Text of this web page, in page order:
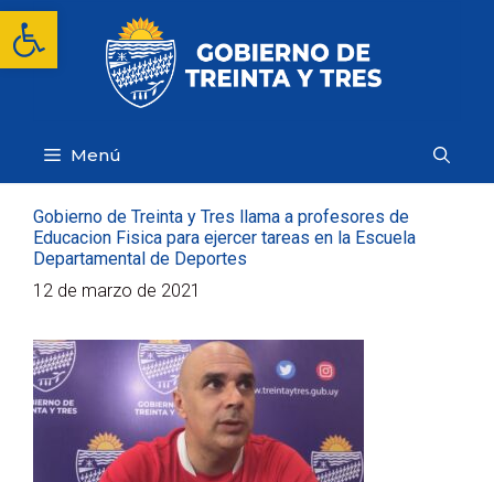
Abrir barra de herramientas
Saltar
contenido
Menú
Gobierno de Treinta y Tres llama a profesores de
Educacion Fisica para ejercer tareas en la Escuela
Departamental de Deportes
12 de marzo de 2021